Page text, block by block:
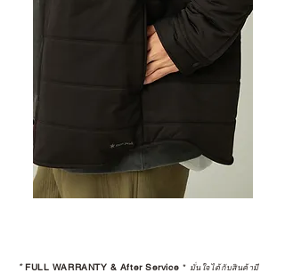
*FULL WARRANTY & After Service * มั่นใจได้กับสินค้ามี